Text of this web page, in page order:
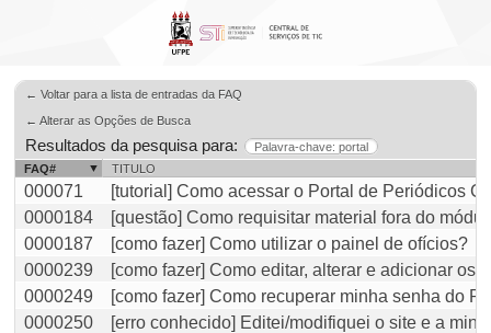
← Voltar para a lista de entradas da FAQ
← Alterar as Opções de Busca
Resultados da pesquisa para:
Palavra-chave: portal
FAQ#
TITULO
000071
[tutorial] Como acessar o Portal de Periódicos
0000184
[questão] Como requisitar material fora do
0000187
[como fazer] Como utilizar o painel de ofícios?
0000239
[como fazer] Como editar, alterar e adicionar
0000249
[como fazer] Como recuperar minha senha do
0000250
[erro conhecido] Editei/modifiquei o site e a